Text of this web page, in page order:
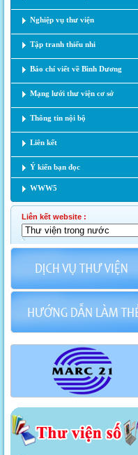
Nghiệp vụ thư viện
Tập tranh thiếu nhi
Báo chí viết về Bình Dương
Mạng lưới thư viện cơ sở
Thông tin nội bộ
Liên kết
Ý kiến bạn đọc
WWW5
Liên kết website :